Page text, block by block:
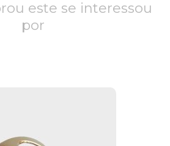
este se interessou
por